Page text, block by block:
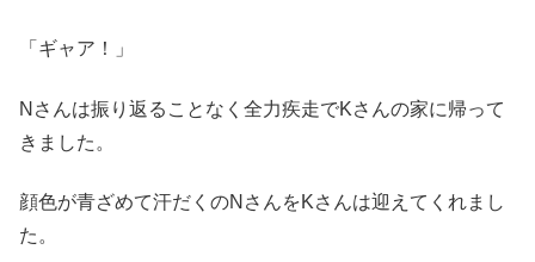
「ギャア！」
Nさんは振り返ることなく全力疾走でKさんの家に帰って
きました。
顔色が青ざめて汗だくのNさんをKさんは迎えてくれまし
た。